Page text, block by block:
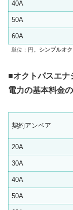
40A
50A
60A
単位：円。 シンプルオ
■オクトパスエナ
電力の基本料金
契約アンペア
20A
30A
40A
50A